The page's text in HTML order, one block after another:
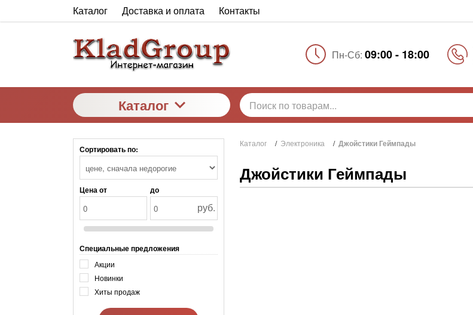
Каталог Доставка и оплата Контакты
Пн-Сб: 09:00 - 18:00
Каталог
Сортировать по:
Цена от до
руб.
Специальные предложения
Акции
Новинки
Хиты продаж
Каталог / Электроника / Джойстики Геймпады
Джойстики Геймпады